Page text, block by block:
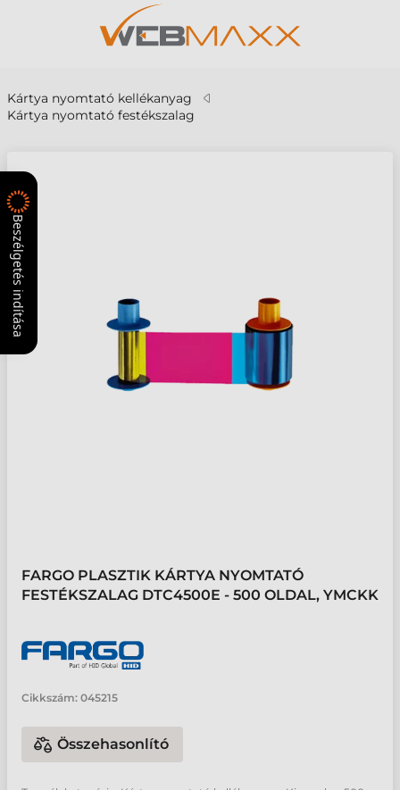
Kártya nyomtató kellékanyag
Kártya nyomtató festékszalag
FARGO PLASZTIK KÁRTYA NYOMTATÓ
FESTÉKSZALAG DTC4500E - 500 OLDAL, YMCKK
Cikkszám: 045215
Összehasonlító
Beszélgetés indítása